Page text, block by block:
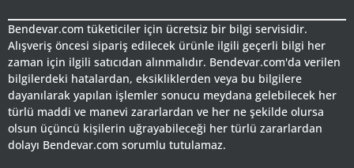
Bendevar.com tüketiciler için ücretsiz bir bilgi servisidir.
Alışveriş öncesi sipariş edilecek ürünle ilgili geçerli bilgi her
zaman için ilgili satıcıdan alınmalıdır. Bendevar.com'da verilen
bilgilerdeki hatalardan, eksikliklerden veya bu bilgilere
dayanılarak yapılan işlemler sonucu meydana gelebilecek her
türlü maddi ve manevi zararlardan ve her ne şekilde olursa
olsun üçüncü kişilerin uğrayabileceği her türlü zararlardan
dolayı Bendevar.com sorumlu tutulamaz.